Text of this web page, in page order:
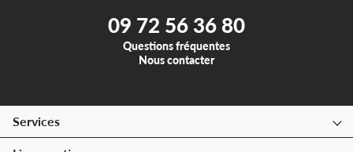
09 72 56 36 80
Questions fréquentes
Nous contacter
Services